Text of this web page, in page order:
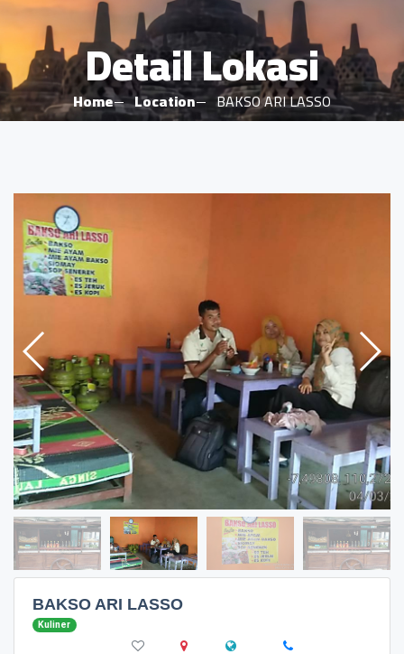
Detail Lokasi
Home Location BAKSO ARI LASSO
BAKSO ARI LASSO
Kuliner